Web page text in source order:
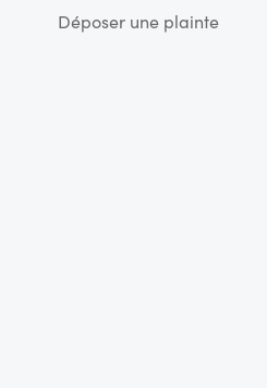
Déposer une plainte